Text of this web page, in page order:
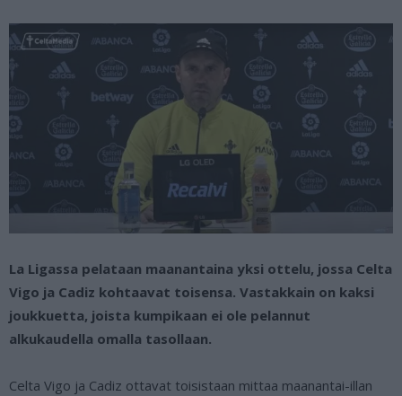
La Ligassa pelataan maanantaina yksi ottelu, jossa Celta
Vigo ja Cadiz kohtaavat toisensa. Vastakkain on kaksi
joukkuetta, joista kumpikaan ei ole pelannut
alkukaudella omalla tasollaan.
Celta Vigo ja Cadiz ottavat toisistaan mittaa maanantai-illan